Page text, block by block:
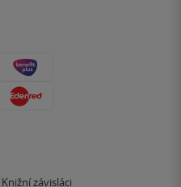
Knižní závisláci